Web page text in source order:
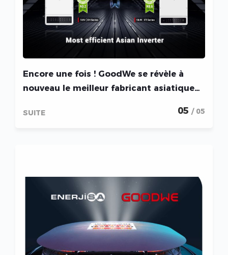
Encore une fois ! GoodWe se révèle à
nouveau le meilleur fabricant asiatique
SUITE 05 / 05